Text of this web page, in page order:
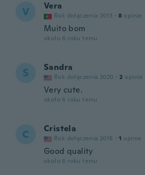
V Vera
Rok dołączenia 2013 · 8 opinie
Muito bom
około 6 roku temu
S Sandra
Rok dołączenia 2020 · 2 opinie
Very cute.
około 6 roku temu
C Cristela
Rok dołączenia 2018 · 1 opinie
Good quality
około 6 roku temu